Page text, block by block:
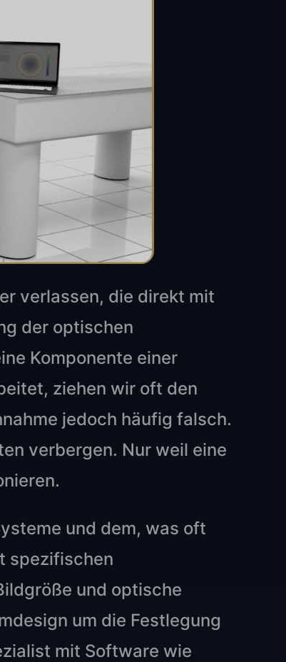
verlassen, die direkt mit
der optischen
Komponente einer
ziehen wir oft den
jedoch häufig falsch.
verbergen. Nur weil eine
und dem, was oft
spezifischen
und optische
um die Festlegung
mit Software wie